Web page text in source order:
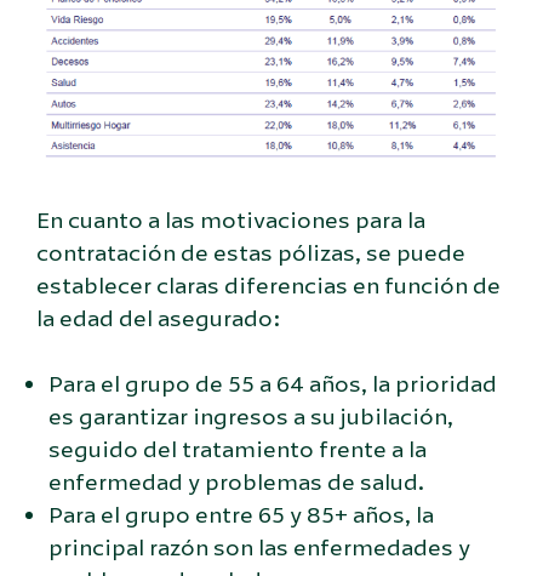
En cuanto a las motivaciones para la
contratación de estas pólizas, se puede
establecer claras diferencias en función de
la edad del asegurado:
Para el grupo de 55 a 64 años, la prioridad
es garantizar ingresos a su jubilación,
seguido del tratamiento frente a la
enfermedad y problemas de salud.
Para el grupo entre 65 y 85+ años, la
principal razón son las enfermedades y